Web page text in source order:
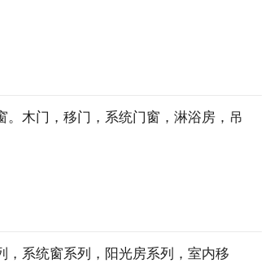
木门，移门，系统门窗，淋浴房，吊
系统窗系列，阳光房系列，室内移